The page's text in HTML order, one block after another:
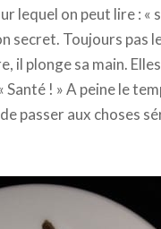
lequel on peut lire : «
secret. Toujours
il plonge sa main.
! » A peine le
passer aux choses